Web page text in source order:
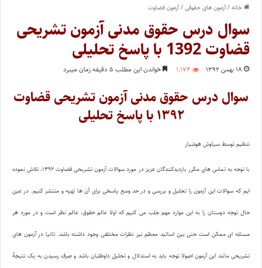
خانه/آزمون های حقوقی/آزمون قضاوت
سوال درس حقوق مدنی آزمون تشریحی
قضاوت 1392 با پاسخ تحلیلی
۱۸ بهمن ۱۳۹۲ ۱,۱۷۴ خواندن این مطلب ۵ دقیقه زمان میبرد
سوال درس حقوق مدنی آزمون تشریحی قضاوت
۱۳۹۲ با پاسخ تحلیلی
تنظیم توسط سیاوش هوشیار
با توجه به تماس های مکرر بازدیدکنندگان عزیز در مورد سوالات آزمون تشریحی قضاوت ۱۳۹۲، تلاش نموده
ایم که سوالات این آزمون را تحلیل و بررسی و در حد وسع پاسخی برای آن ها تهیه و منتشر کنیم. در عین
حال توجه دوستان را به این موارد مهم جلب می کنیم که اولا عالم حقوق، عالم نظر است و در مورد هر
مسئله ای ممکن است حتی بین اساتید معظم نیز نظرات مختلفی وجود داشته باشد. ثانیا در آزمون های
تشریحی مانند این آزمون اصولا توجه باید به استدلال و تحلیل داوطلبان باشد و صرف رسیدن به یک نتیجۀ